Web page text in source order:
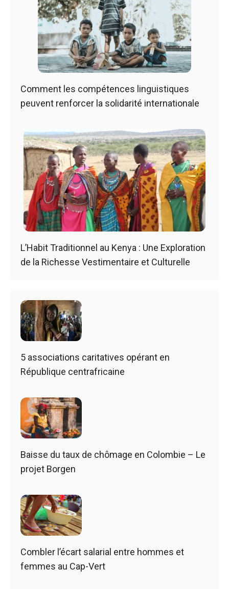
Comment les compétences linguistiques
peuvent renforcer la solidarité internationale
L’Habit Traditionnel au Kenya : Une Exploration
de la Richesse Vestimentaire et Culturelle
5 associations caritatives opérant en
République centrafricaine
Baisse du taux de chômage en Colombie – Le
projet Borgen
Combler l’écart salarial entre hommes et
femmes au Cap-Vert